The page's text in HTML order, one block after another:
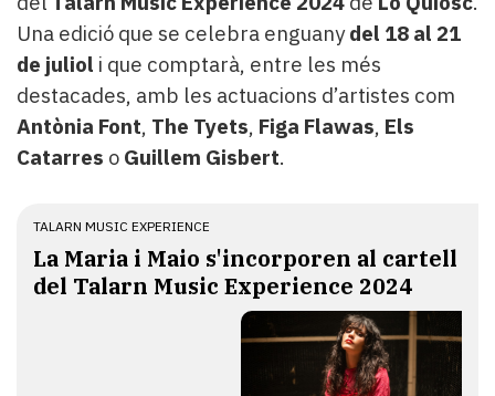
Contingut
patrocinat
Lo
més
llegit...
Editorial
Una edició que se celebra enguanydel 18 al 21
de juliol i que comptarà, entre les més
destacades, amb les actuacions d’artistes com
Antònia Font, The Tyets, Figa Flawas, Els
Catarres o Guillem Gisbert.
TALARN MUSIC EXPERIENCE
La Maria i Maio s'incorporen al cartell
del Talarn Music Experience 2024